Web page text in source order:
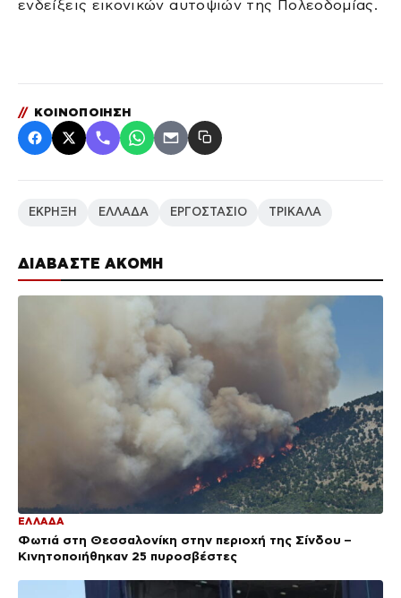
ΔΙΑΒΑΣΤΕ ΑΚΟΜΗ
ΕΛΛΑΔΑ
Φωτιά στη Θεσσαλονίκη στην περιοχή της Σίνδου –
Κινητοποιήθηκαν 25 πυροσβέστες
ενδείξεις εικονικών αυτοψιών της Πολεοδομίας.
// ΚΟΙΝΟΠΟΙΗΣΗ
ΕΚΡΗΞΗ ΕΛΛΑΔΑ ΕΡΓΟΣΤΑΣΙΟ ΤΡΙΚΑΛΑ